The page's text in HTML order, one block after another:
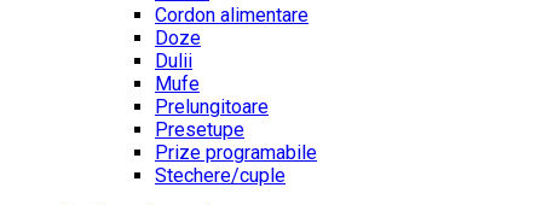
Cordon alimentare
Doze
Dulii
Mufe
Prelungitoare
Presetupe
Prize programabile
Stechere/cuple